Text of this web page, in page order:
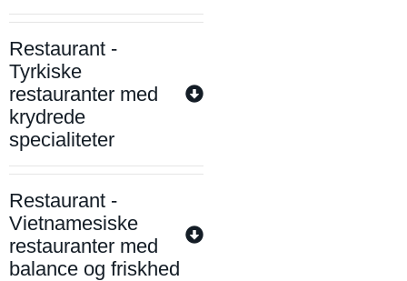
Restaurant -
Tyrkiske
restauranter med
krydrede
specialiteter
Restaurant -
Vietnamesiske
restauranter med
balance og friskhed